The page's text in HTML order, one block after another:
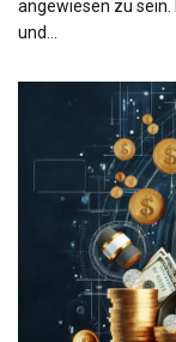
angewiesen zu sein.
und…